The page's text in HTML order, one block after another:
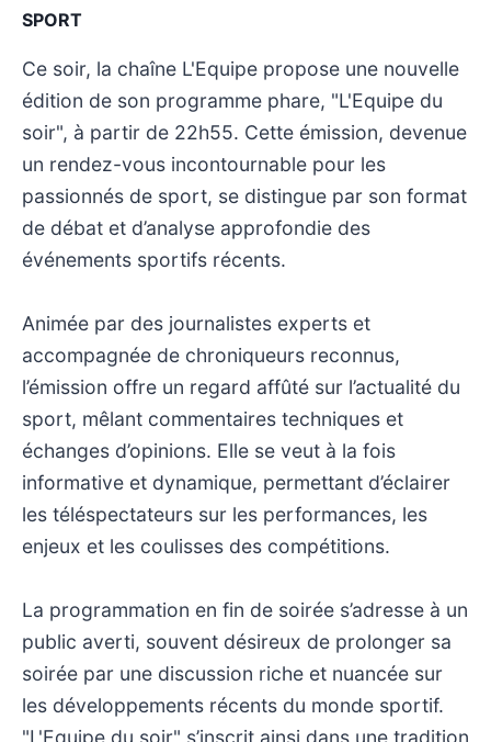
SPORT
Ce soir, la chaîne L'Equipe propose une nouvelle
édition de son programme phare, "L'Equipe du
soir", à partir de 22h55. Cette émission, devenue
un rendez-vous incontournable pour les
passionnés de sport, se distingue par son format
de débat et d’analyse approfondie des
événements sportifs récents.
Animée par des journalistes experts et
accompagnée de chroniqueurs reconnus,
l’émission offre un regard affûté sur l’actualité du
sport, mêlant commentaires techniques et
échanges d’opinions. Elle se veut à la fois
informative et dynamique, permettant d’éclairer
les téléspectateurs sur les performances, les
enjeux et les coulisses des compétitions.
La programmation en fin de soirée s’adresse à un
public averti, souvent désireux de prolonger sa
soirée par une discussion riche et nuancée sur
les développements récents du monde sportif.
"L'Equipe du soir" s’inscrit ainsi dans une tradition